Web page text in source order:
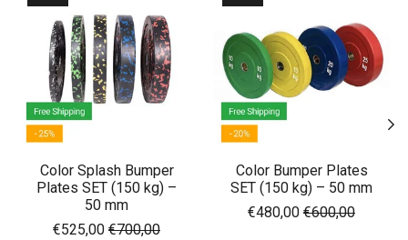
Color Splash Bumper
Plates SET (150 kg) –
50 mm
€525,00 €700,00
Color Bumper Plates
SET (150 kg) – 50 mm
€480,00 €600,00